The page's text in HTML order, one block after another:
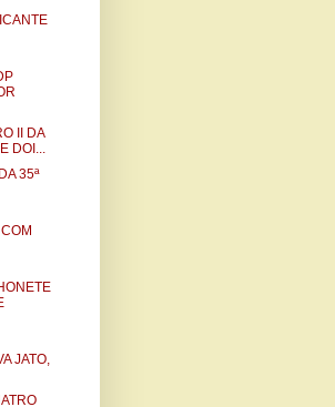
II DA
DOI...
35ª
JATO,